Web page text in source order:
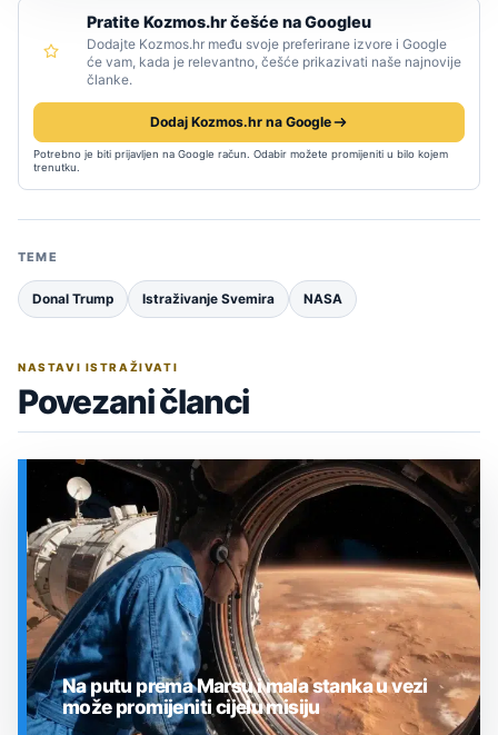
Pratite Kozmos.hr češće na Googleu
Dodajte Kozmos.hr među svoje preferirane izvore i Google
će vam, kada je relevantno, češće prikazivati naše najnovije
članke.
Dodaj Kozmos.hr na Google
Potrebno je biti prijavljen na Google račun. Odabir možete promijeniti u bilo kojem
trenutku.
TEME
Donal Trump Istraživanje Svemira NASA
NASTAVI ISTRAŽIVATI
Povezani članci
Na putu prema Marsu i mala stanka u vezi
može promijeniti cijelu misiju